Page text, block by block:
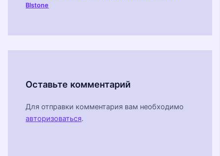
Blstone
Оставьте комментарий
Для отправки комментария вам необходимо
авторизоваться.